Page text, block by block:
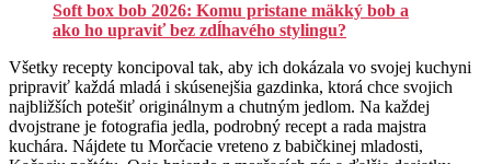
Soft box bob 2026: Komu pristane mäkký bob a
ako ho upraviť bez zdĺhavého stylingu?
Všetky recepty koncipoval tak, aby ich dokázala vo svojej kuchyni
pripraviť každá mladá i skúsenejšia gazdinka, ktorá chce svojich
najbližších potešiť originálnym a chutným jedlom. Na každej
dvojstrane je fotografia jedla, podrobný recept a rada majstra
kuchára. Nájdete tu Morčacie vreteno z babičkinej mladosti,